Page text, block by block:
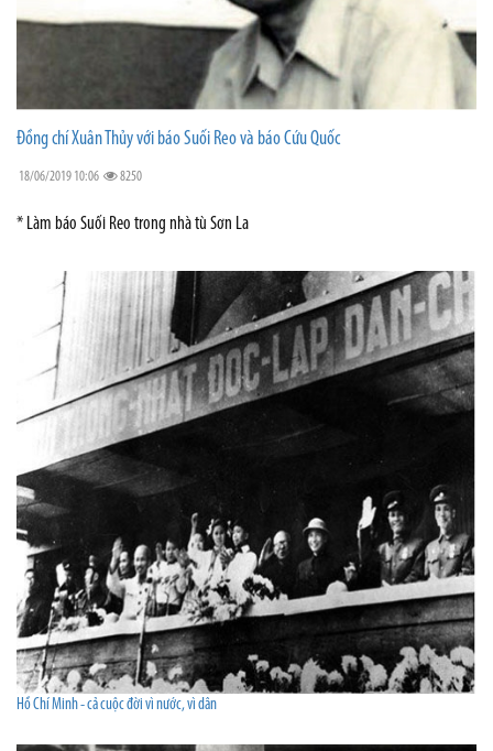
Đồng chí Xuân Thủy với báo Suối Reo và báo Cứu Quốc
18/06/2019 10:06 8250
* Làm báo Suối Reo trong nhà tù Sơn La
Hồ Chí Minh - cả cuộc đời vì nước, vì dân